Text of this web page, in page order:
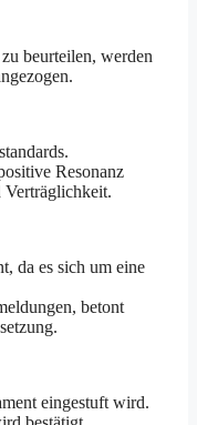
beurteilen, werden
Resonanz
da es sich um eine
betont
eingestuft wird.